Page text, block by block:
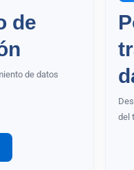
de
de datos
del